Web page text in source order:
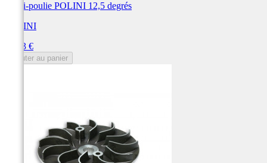
Demi-poulie POLINI 12,5 degrés
POLINI
74,03 €
Ajouter au panier